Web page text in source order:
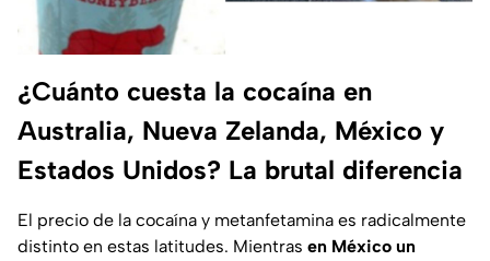
¿Cuánto cuesta la cocaína en
Australia, Nueva Zelanda, México y
Estados Unidos? La brutal diferencia
El precio de la cocaína y metanfetamina es radicalmente
distinto en estas latitudes. Mientras en México un